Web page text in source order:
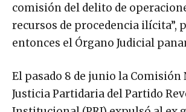
comisión del delito de
recursos de procedencia ilícita”,
entonces el Órgano Judicial
El pasado 8 de junio la Comisión
Justicia Partidaria del Partido